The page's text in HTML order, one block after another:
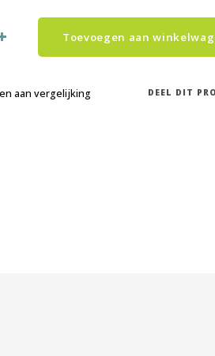
Toevoegen aan
aan vergelijking DEEL DIT